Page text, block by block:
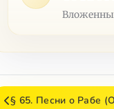
§ 65. Песни о Рабе